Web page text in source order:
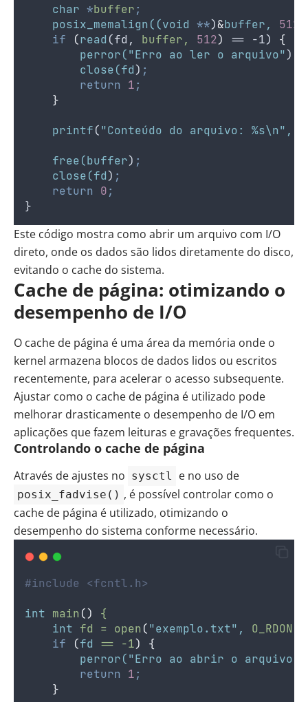
char *buffer;
posix_memalign((void **)&buffer, 512
if
(read (fd, buffer, 512) == -1) {
perror("Erro ao ler o arquivo")
close(fd) ;
return
1;
}
printf("Conteúdo do arquivo: %s\n" ,
free(buffer) ;
close(fd) ;
return
0;
}
Este código mostra como abrir um arquivo com I/O
direto, onde os dados são lidos diretamente do disco,
evitando o cache do sistema.
Cache de página: otimizando o
desempenho de I/O
O cache de página é uma área da memória onde o
kernel armazena blocos de dados lidos ou escritos
recentemente, para acelerar o acesso subsequente.
Ajustar como o cache de página é utilizado pode
melhorar drasticamente o desempenho de I/O em
aplicações que fazem leituras e gravações frequentes.
Controlando o cache de página
Através de ajustes no sysctl e no uso de
posix_fadvise() , é possível controlar como o
cache de página é utilizado, otimizando o
desempenho do sistema conforme necessário.
#include <fcntl.h>
int main ()
{
int fd = open ("exemplo.txt" , O_RDONLY
if
(fd == -1)
{
perror("Erro ao abrir o arquivo"
return
1;
}